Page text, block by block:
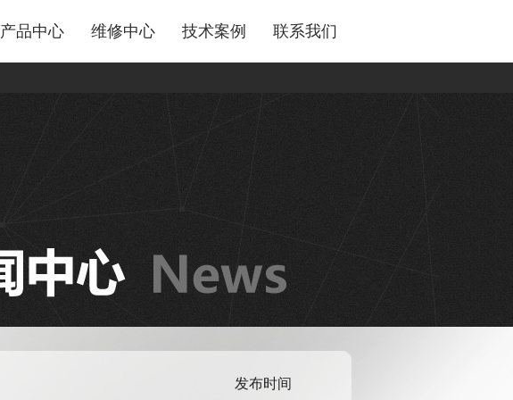
产品中心 维修中心 技术案例 联系我们
发布时间